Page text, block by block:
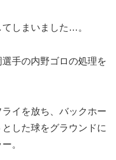
しまいました…。
手の内野ゴロの処理を
イを放ち、バックホー
した球をグラウンドに
。